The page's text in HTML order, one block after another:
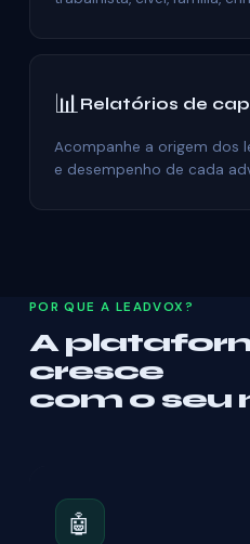
📊Relatórios de
Acompanhe a origem dos
e desempenho de cada
POR QUE A LEADVOX?
A
cresce
com o seu
🤖